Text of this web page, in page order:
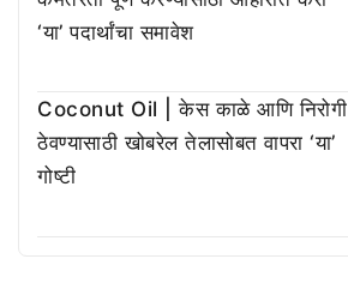
‘या’ पदार्थांचा समावेश
Coconut Oil | केस काळे आणि निरोगी
ठेवण्यासाठी खोबरेल तेलासोबत वापरा ‘या’
गोष्टी